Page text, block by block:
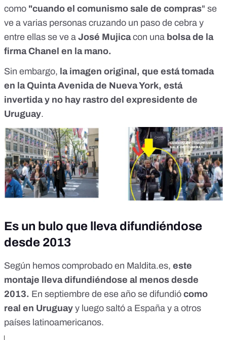
como "cuando el comunismo sale de compras" se
ve a varias personas cruzando un paso de cebra y
entre ellas se ve a José Mujicacon una bolsa de la
firma Chanel en la mano.
Sin embargo, la imagen original, que está tomada
en laQuinta Avenida de Nueva York, está
invertida y no hay rastro del expresidente de
Uruguay.
Es un bulo que lleva difundiéndose
desde 2013
Según hemos comprobado en Maldita.es, este
montaje lleva difundiéndose al menos desde
2013. En septiembre de ese año se difundió como
real en Uruguay y luego saltó a España y a otros
países latinoamericanos.